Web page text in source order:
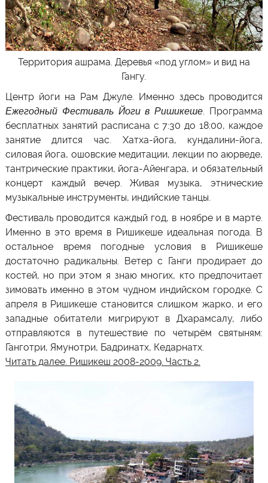
Территория ашрама. Деревья «под углом» и вид на
Гангу.
Центр йоги на Рам Джуле. Именно здесь проводится
Ежегодный Фестиваль Йоги в Ришикеше. Программа
бесплатных занятий расписана с 7:30 до 18:00, каждое
занятие длится час. Хатха-йога, кундалини-йога,
силовая йога, ошовские медитации, лекции по аюрведе,
тантрические практики, йога-Айенгара, и обязательный
концерт каждый вечер. Живая музыка, этнические
музыкальные инструменты, индийские танцы.
Фестиваль проводится каждый год, в ноябре и в марте.
Именно в это время в Ришикеше идеальная погода. В
остальное время погодные условия в Ришикеше
достаточно радикальны. Ветер с Ганги продирает до
костей, но при этом я знаю многих, кто предпочитает
зимовать именно в этом чудном индийском городке. С
апреля в Ришикеше становится слишком жарко, и его
западные обитатели мигрируют в Дхарамсалу, либо
отправляются в путешествие по четырём святыням:
Ганготри, Ямунотри, Бадринатх, Кедарнатх.
Читать далее. Ришикеш 2008-2009. Часть 2.